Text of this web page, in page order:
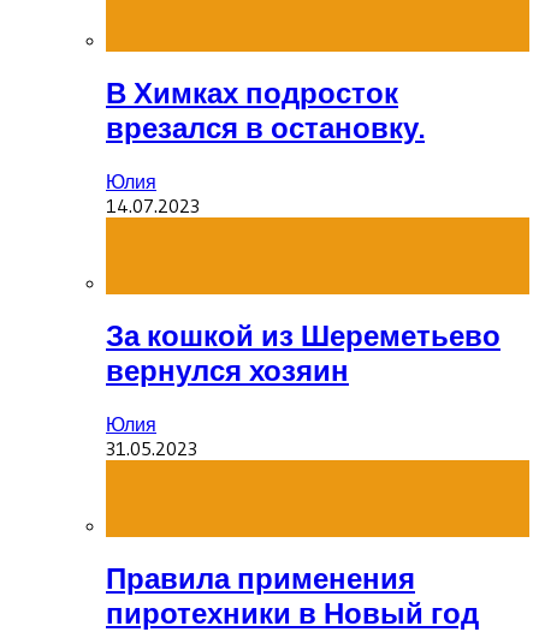
В Химках подросток
врезался в остановку.
Юлия
14.07.2023
За кошкой из Шереметьево
вернулся хозяин
Юлия
31.05.2023
Правила применения
пиротехники в Новый год